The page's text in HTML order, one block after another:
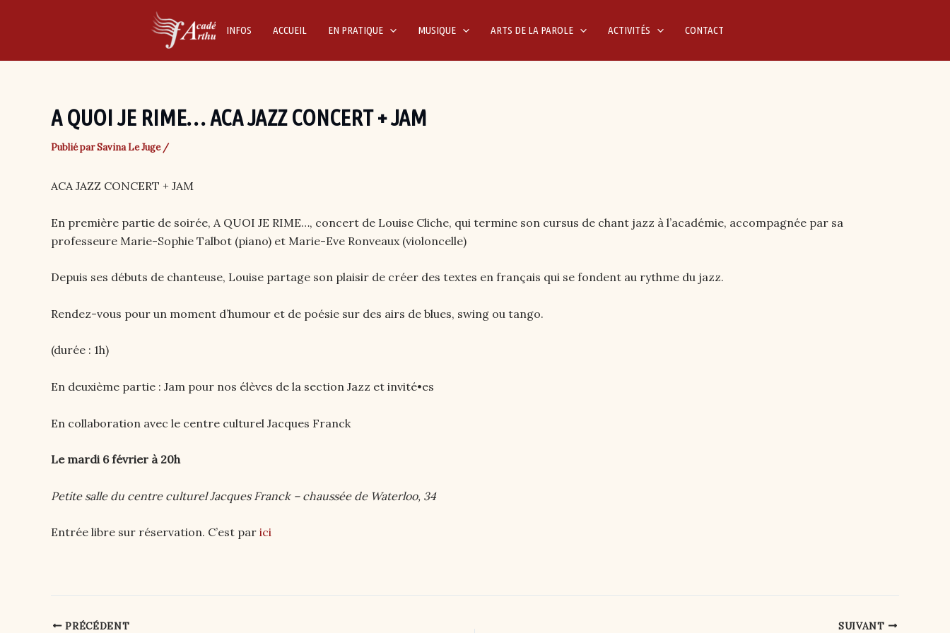
INFOS ACCUEIL EN PRATIQUE MUSIQUE ARTS DE LA PAROLE ACTIVITÉS CONTACT
A QUOI JE RIME… ACA JAZZ CONCERT + JAM
Publié parSavina Le Juge /
ACA JAZZ CONCERT + JAM
En première partie de soirée, A QUOI JE RIME…, concert de Louise Cliche, qui termine son cursus de chant jazz à l’académie, accompagnée par sa
professeure Marie-Sophie Talbot (piano) et Marie-Eve Ronveaux (violoncelle)
Depuis ses débuts de chanteuse, Louise partage son plaisir de créer des textes en français qui se fondent au rythme du jazz.
Rendez-vous pour un moment d’humour et de poésie sur des airs de blues, swing ou tango.
(durée : 1h)
En deuxième partie : Jam pour nos élèves de la section Jazz et invité•es
En collaboration avec le centre culturel Jacques Franck
Le mardi 6 février à 20h
Petite salle du centre culturel Jacques Franck – chaussée de Waterloo, 34
Entrée libre sur réservation. C’est par ici
Post
PRÉCÉDENT SUIVANT